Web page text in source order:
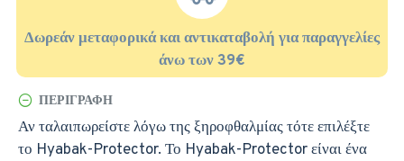
Δωρεάν μεταφορικά και αντικαταβολή για παραγγελίες
άνω των 39€
ΠΕΡΙΓΡΑΦΉ
Αν ταλαιπωρείστε λόγω της ξηροφθαλμίας τότε επιλέξτε
το Hyabak-Protector. Το Hyabak-Protector είναι ένα